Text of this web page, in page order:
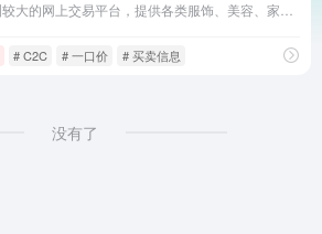
# C2C # 一口价 # 买卖信息
没有了